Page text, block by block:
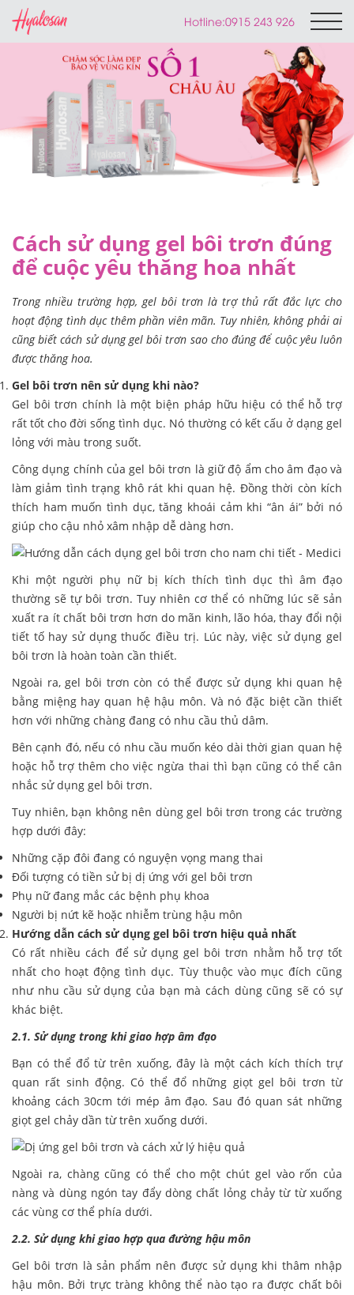
Hotline:0915 243 926
Cách sử dụng gel bôi trơn đúng
để cuộc yêu thăng hoa nhất
Trong nhiều trường hợp, gel bôi trơn là trợ thủ rất đắc lực cho
hoạt động tình dục thêm phần viên mãn. Tuy nhiên, không phải ai
cũng biết cách sử dụng gel bôi trơn sao cho đúng để cuộc yêu luôn
được thăng hoa.
Gel bôi trơn nên sử dụng khi nào?
Gel bôi trơn chính là một biện pháp hữu hiệu có thể hỗ trợ
rất tốt cho đời sống tình dục. Nó thường có kết cấu ở dạng gel
lỏng với màu trong suốt.
Công dụng chính của gel bôi trơn là giữ độ ẩm cho âm đạo và
làm giảm tình trạng khô rát khi quan hệ. Đồng thời còn kích
thích ham muốn tình dục, tăng khoái cảm khi “ân ái” bởi nó
giúp cho cậu nhỏ xâm nhập dễ dàng hơn.
Khi một người phụ nữ bị kích thích tình dục thì âm đạo
thường sẽ tự bôi trơn. Tuy nhiên cơ thể có những lúc sẽ sản
xuất ra ít chất bôi trơn hơn do mãn kinh, lão hóa, thay đổi nội
tiết tố hay sử dụng thuốc điều trị. Lúc này, việc sử dụng gel
bôi trơn là hoàn toàn cần thiết.
Ngoài ra, gel bôi trơn còn có thể được sử dụng khi quan hệ
bằng miệng hay quan hệ hậu môn. Và nó đặc biệt cần thiết
hơn với những chàng đang có nhu cầu thủ dâm.
Bên cạnh đó, nếu có nhu cầu muốn kéo dài thời gian quan hệ
hoặc hỗ trợ thêm cho việc ngừa thai thì bạn cũng có thể cân
nhắc sử dụng gel bôi trơn.
Tuy nhiên, bạn không nên dùng gel bôi trơn trong các trường
hợp dưới đây:
Những cặp đôi đang có nguyện vọng mang thai
Đối tượng có tiền sử bị dị ứng với gel bôi trơn
Phụ nữ đang mắc các bệnh phụ khoa
Người bị nứt kẽ hoặc nhiễm trùng hậu môn
Hướng dẫn cách sử dụng gel bôi trơn hiệu quả nhất
Có rất nhiều cách để sử dụng gel bôi trơn nhằm hỗ trợ tốt
nhất cho hoạt động tình dục. Tùy thuộc vào mục đích cũng
như nhu cầu sử dụng của bạn mà cách dùng cũng sẽ có sự
khác biệt.
2.1. Sử dụng trong khi giao hợp âm đạo
Bạn có thể đổ từ trên xuống, đây là một cách kích thích trự
quan rất sinh động. Có thể đổ những giọt gel bôi trơn từ
khoảng cách 30cm tới mép âm đạo. Sau đó quan sát những
giọt gel chảy dần từ trên xuống dưới.
Ngoài ra, chàng cũng có thể cho một chút gel vào rốn của
nàng và dùng ngón tay đẩy dòng chất lỏng chảy từ từ xuống
các vùng cơ thể phía dưới.
2.2. Sử dụng khi giao hợp qua đường hậu môn
Gel bôi trơn là sản phẩm nên được sử dụng khi thâm nhập
hậu môn. Bởi trực tràng không thể nào tạo ra được chất bôi